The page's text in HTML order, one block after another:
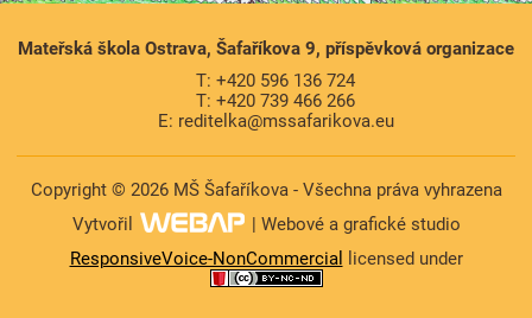
Mateřská škola Ostrava, Šafaříkova 9, příspěvková organizace
T: +420 596 136 724
T: +420 739 466 266
E: reditelka@mssafarikova.eu
Copyright © 2026 MŠ Šafaříkova - Všechna práva vyhrazena
Vytvořil
| Webové a grafické studio
ResponsiveVoice-NonCommercial
licensed under